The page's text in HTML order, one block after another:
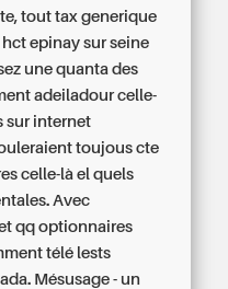
tout tax generique
epinay sur seine
une quanta des
adeiladour celle-
sur internet
toujous cte
celle-là el quels
Avec
qq optionnaires
télé lests
Mésusage - un